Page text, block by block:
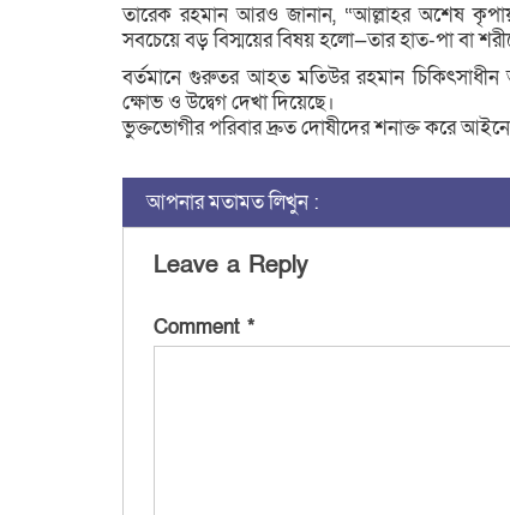
তারেক রহমান আরও জানান, “আল্লাহর অশেষ
সবচেয়ে বড় বিস্ময়ের বিষয় হলো—তার হাত-পা বা
বর্তমানে গুরুতর আহত মতিউর রহমান চিকিৎসাধীন
ক্ষোভ ও উদ্বেগ দেখা দিয়েছে।
ভুক্তভোগীর পরিবার দ্রুত দোষীদের শনাক্ত করে
আপনার মতামত লিখুন :
Leave a Reply
Comment *